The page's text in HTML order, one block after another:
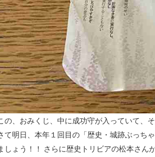
の、おみくじ、中に成功守が入っていて、
て明日、本年１回目の「歴史・城跡ぶっち
しょう！！ さらに歴史トリビアの松本さ